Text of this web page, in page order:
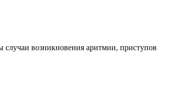
случаи возникновения аритмии, приступов